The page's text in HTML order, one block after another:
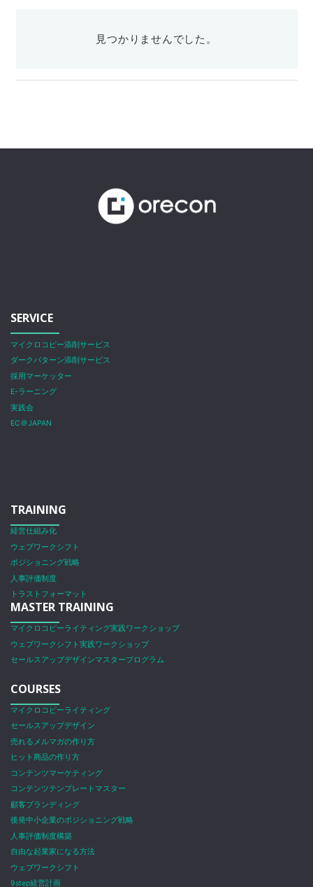
見つかりませんでした。
SERVICE
マイクロコピー添削サービス
ダークパターン添削サービス
採用マーケッター
E-ラーニング
実践会
EC＠JAPAN
TRAINING
経営仕組み化
ウェブワークシフト
ポジショニング戦略
人事評価制度
トラストフォーマット
MASTER TRAINING
マイクロコピーライティング実践ワークショップ
ウェブワークシフト実践ワークショップ
セールスアップデザインマスタープログラム
COURSES
マイクロコピーライティング
セールスアップデザイン
売れるメルマガの作り方
ヒット商品の作り方
コンテンツマーケティング
コンテンツテンプレートマスター
顧客ブランディング
後発中小企業のポジショニング戦略
人事評価制度構築
自由な起業家になる方法
ウェブワークシフト
9step経営計画